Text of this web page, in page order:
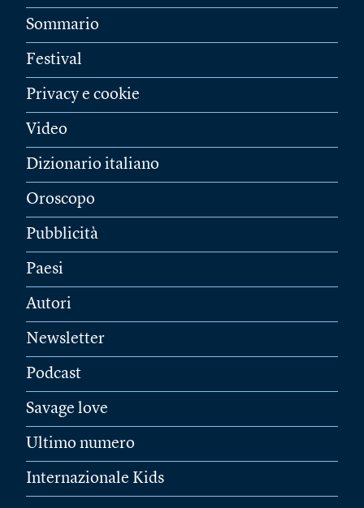
Sommario
Festival
Privacy e cookie
Video
Dizionario italiano
Oroscopo
Pubblicità
Paesi
Autori
Newsletter
Podcast
Savage love
Ultimo numero
Internazionale Kids